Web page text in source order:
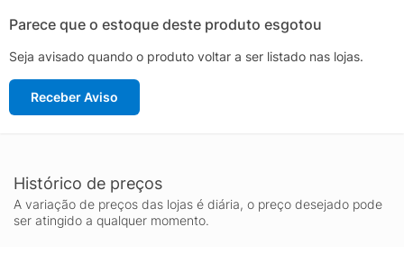
Contra defeito de fabricação
Parece que o estoque deste produto esgotou
Seja avisado quando o produto voltar a ser listado nas lojas.
Receber Aviso
Histórico de preços
A variação de preços das lojas é diária, o preço desejado pode
ser atingido a qualquer momento.